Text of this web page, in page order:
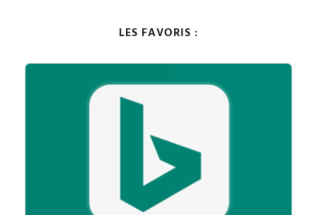
LES FAVORIS :